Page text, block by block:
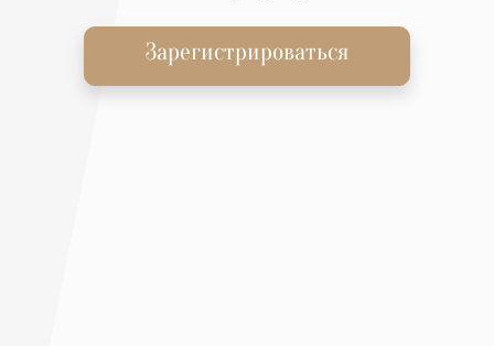
Зарегистрироваться